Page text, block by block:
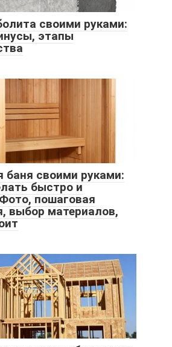
своими руками:
этапы
своими руками:
быстро и
пошаговая
выбор материалов,